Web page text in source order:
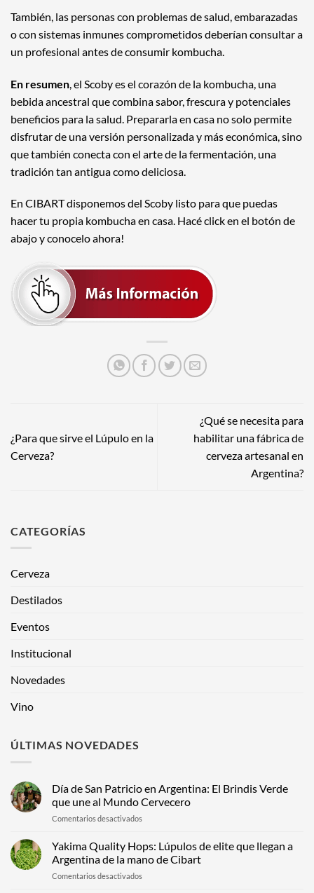
También, las personas con problemas de salud, embarazadas
o con sistemas inmunes comprometidos deberían consultar a
un profesional antes de consumir kombucha.
En resumen , el Scoby es el corazón de la kombucha, una
bebida ancestral que combina sabor, frescura y potenciales
beneficios para la salud. Prepararla en casa no solo permite
disfrutar de una versión personalizada y más económica, sino
que también conecta con el arte de la fermentación, una
tradición tan antigua como deliciosa.
En CIBART disponemos del Scoby listo para que puedas
hacer tu propia kombucha en casa. Hacé click en el botón de
abajo y conocelo ahora!
¿Para que sirve el Lúpulo en la
Cerveza?
¿Qué se necesita para
habilitar una fábrica de
cerveza artesanal en
Argentina?
CATEGORÍAS
Cerveza
Destilados
Eventos
Institucional
Novedades
Vino
ÚLTIMAS NOVEDADES
Día de San Patricio en Argentina: El Brindis Verde
que une al Mundo Cervecero
Comentarios desactivados
San
Patricio
en
Yakima Quality Hops: Lúpulos de elite que llegan a
Argentina de la mano de Cibart
Comentarios desactivados